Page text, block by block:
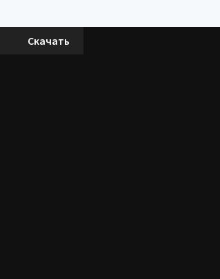
Скачать